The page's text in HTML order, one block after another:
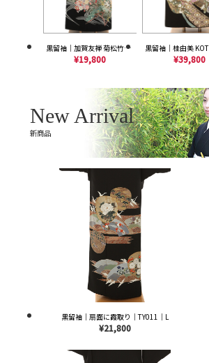
黒留袖｜加賀友禅 菊松竹梅｜T0147｜M
¥19,800 ¥39,800
New Arrival
新商品
黒留袖｜扇面に霞取り｜TY011｜L
¥21,800